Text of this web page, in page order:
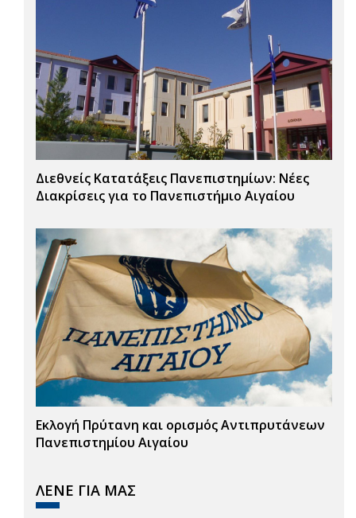
Διεθνείς Κατατάξεις Πανεπιστημίων: Νέες
Διακρίσεις για το Πανεπιστήμιο Αιγαίου
Εκλογή Πρύτανη και ορισμός Αντιπρυτάνεων
Πανεπιστημίου Αιγαίου
ΛΕΝΕ ΓΙΑ ΜΑΣ